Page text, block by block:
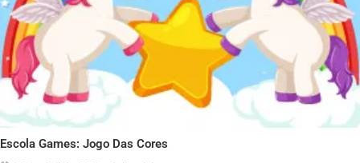
Escola Games: Jogo Das Cores